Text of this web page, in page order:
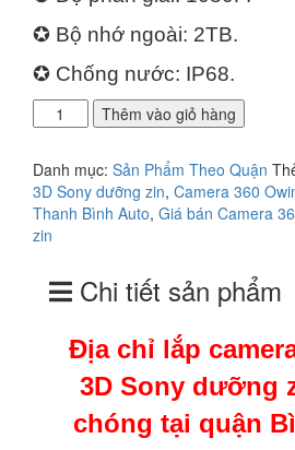
✪ Bộ nhớ ngoài: 2TB.
✪ Chống nước: IP68.
chỉ
camera
360
Owin
3D
dưỡng
zin
chóng
Thạnh
Thêm vào giỏ hàng
Danh mục: Sản Phẩm Theo Quận
3D Sony dưỡng zin, Camera 360
Thanh Bình Auto, Giá bán Camera
zin
Chi tiết sản phẩm
Địa chỉ lắp
3D Sony dưỡng
chóng tại quận